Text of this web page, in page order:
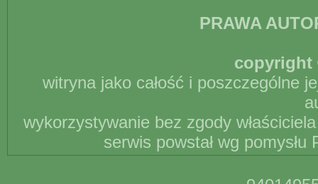
PRAWA
copyright
witryna jako całość i poszczególne
wykorzystywanie bez zgody
serwis powstał wg